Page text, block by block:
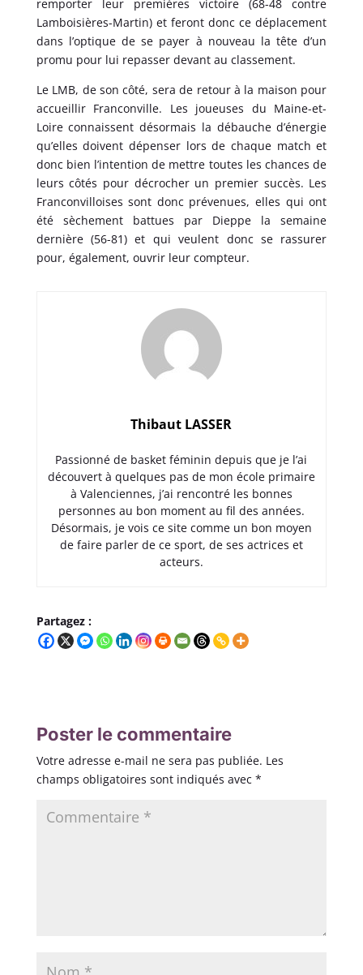
remporter leur premières victoire (68-48 contre
Lamboisières-Martin) et feront donc ce déplacement
dans l’optique de se payer à nouveau la tête d’un
promu pour lui repasser devant au classement.
Le LMB, de son côté, sera de retour à la maison pour
accueillir Franconville. Les joueuses du Maine-et-
Loire connaissent désormais la débauche d’énergie
qu’elles doivent dépenser lors de chaque match et
donc bien l’intention de mettre toutes les chances de
leurs côtés pour décrocher un premier succès. Les
Franconvilloises sont donc prévenues, elles qui ont
été sèchement battues par Dieppe la semaine
dernière (56-81) et qui veulent donc se rassurer
pour, également, ouvrir leur compteur.
Thibaut LASSER
Passionné de basket féminin depuis que je l’ai
découvert à quelques pas de mon école primaire
à Valenciennes, j’ai rencontré les bonnes
personnes au bon moment au fil des années.
Désormais, je vois ce site comme un bon moyen
de faire parler de ce sport, de ses actrices et
acteurs.
Partagez :
Poster le commentaire
Votre adresse e-mail ne sera pas publiée. Les
champs obligatoires sont indiqués avec *